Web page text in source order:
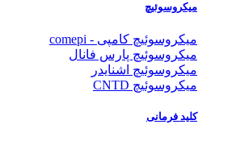
میکروسوئیچ
میکروسوئیچ کامپی - comepi
میکروسوئیچ پارس فانال
میکروسوئیچ اشنایدر
میکروسوئیچ CNTD
کلید فرمانی